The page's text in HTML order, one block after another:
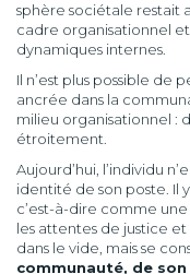
sphère sociétale restait
cadre organisationnel
dynamiques internes.
Il n’est plus possible de
ancrée dans la
milieu organisationnel :
étroitement.
Aujourd’hui, l’individu
identité de son poste. Il
c’est-à-dire comme
les attentes de justice
dans le vide, mais se
communauté, de